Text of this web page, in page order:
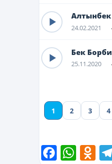
24.02.2021
Бек
25.11.2020
1 2 3 4